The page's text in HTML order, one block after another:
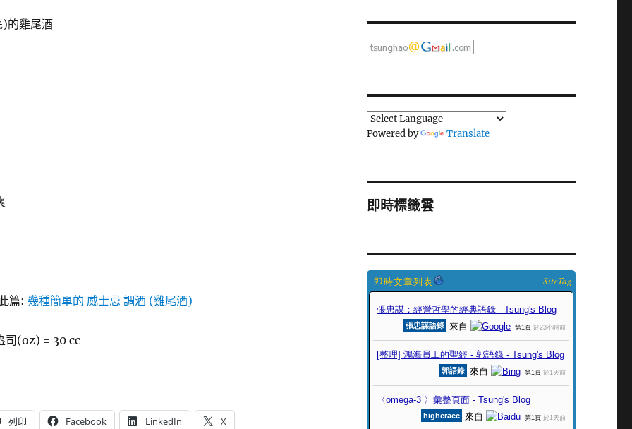
的雞尾酒
篇: 幾種簡單的 威士忌 調酒 (雞尾酒)
司(oz) = 30 cc
列印 Facebook LinkedIn X
Powered by Translate
即時標籤雲
SiteTag